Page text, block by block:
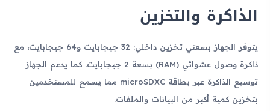
الذاكرة والتخزين
يتوفر الجهاز بسعتي تخزين داخلي: 32 جيجابايت و64 جيجابايت، مع
ذاكرة وصول عشوائي (RAM) بسعة 2 جيجابايت. كما يدعم الجهاز
توسيع الذاكرة عبر بطاقة microSDXC مما يسمح للمستخدمين
بتخزين كمية أكبر من البيانات والملفات.